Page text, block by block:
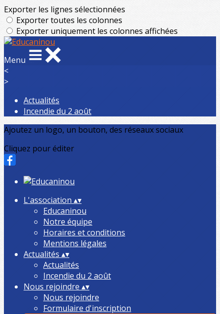
Exporter les lignes sélectionnées
Exporter toutes les colonnes
Exporter uniquement les colonnes affichées
Menu
<
>
Actualités
Incendie du 2 août
Ajoutez un logo, un bouton, des réseaux sociaux
Cliquez pour éditer
L'association ▴▾
Educaninou
Notre équipe
Horaires et conditions
Mentions légales
Actualités ▴▾
Actualités
Incendie du 2 août
Nous rejoindre ▴▾
Nous rejoindre
Formulaire d'inscription